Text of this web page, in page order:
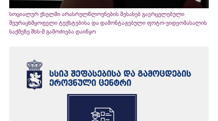
სოციალურ ქსელში არასრულწლოვნების შესახებ გავრცელებული
შეურაცხმყოფელი ტექსტებისა და დამონტაჟებული ფოტო-ვიდეომასალის
საქმეზე შსს-მ გამოძიება დაიწყო